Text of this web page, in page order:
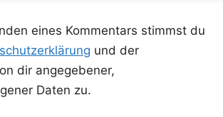
eines Kommentars stimmst du
und der
dir angegebener,
Daten zu.